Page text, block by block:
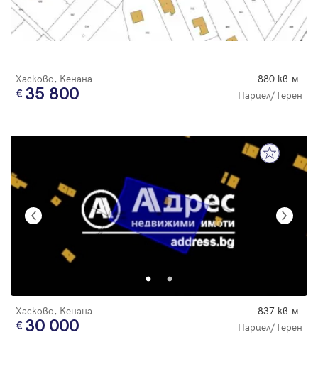
Хасково, Кенана 880 кв.м.
35 800 Парцел/Терен
Хасково, Кенана 837 кв.м.
30 000 Парцел/Терен